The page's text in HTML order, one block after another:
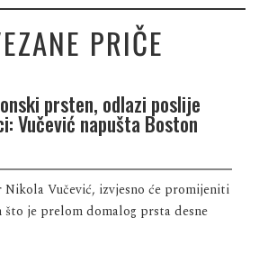
PRIČE
prsten, odlazi poslije
Vučević napušta Boston
Vučević, izvjesno će promijeniti
je prelom domalog prsta desne